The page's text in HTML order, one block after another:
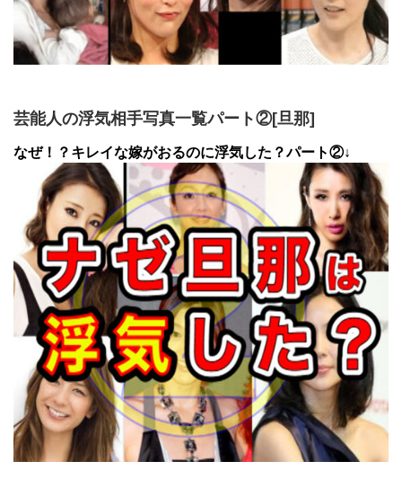
芸能人の浮気相手写真一覧パート②[旦那]
なぜ！？キレイな嫁がおるのに浮気した？パート②↓